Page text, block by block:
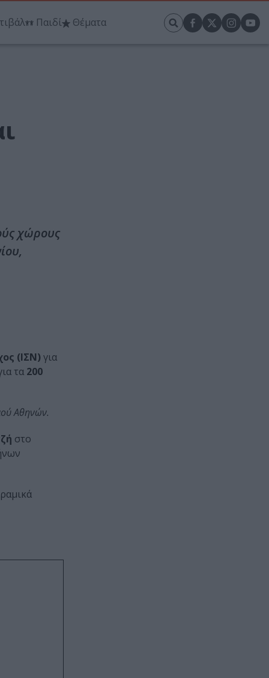
Παιδί Θέματα
χώρους
(ΙΣΝ) για
τα 200
Αθηνών.
στο